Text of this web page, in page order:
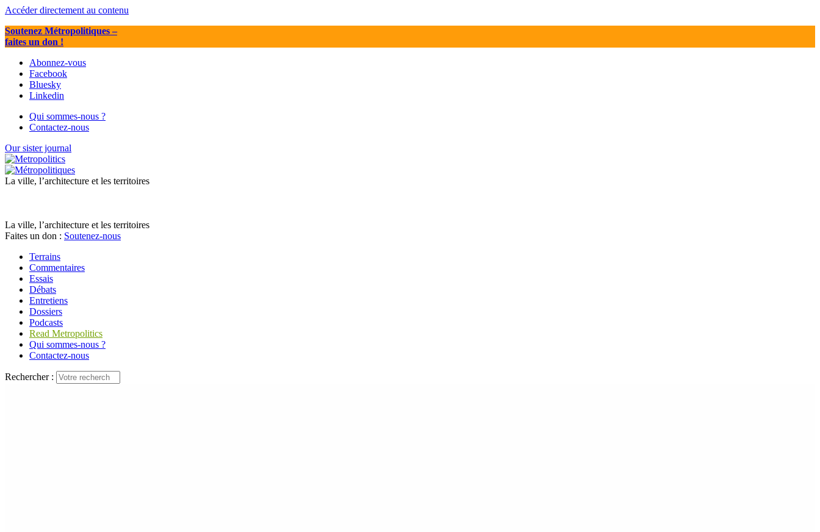
Accéder directement au contenu
Soutenez Métropolitiques–
faites un don !
Abonnez-vous
Facebook
Bluesky
Linkedin
Qui sommes-nous ?
Contactez-nous
Our sister journal
La ville, l’architecture et les territoires
La ville, l’architecture et les territoires
Faites un don : Soutenez-nous
Terrains
Commentaires
Essais
Débats
Entretiens
Dossiers
Podcasts
Read Metropolitics
Qui sommes-nous ?
Contactez-nous
Rechercher :